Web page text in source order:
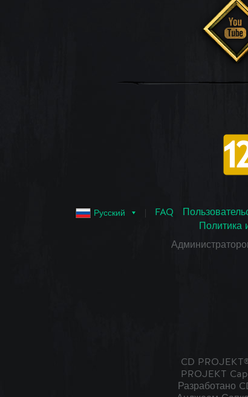
Русский FAQ
Политика
CD
PROJEKT
Разработано